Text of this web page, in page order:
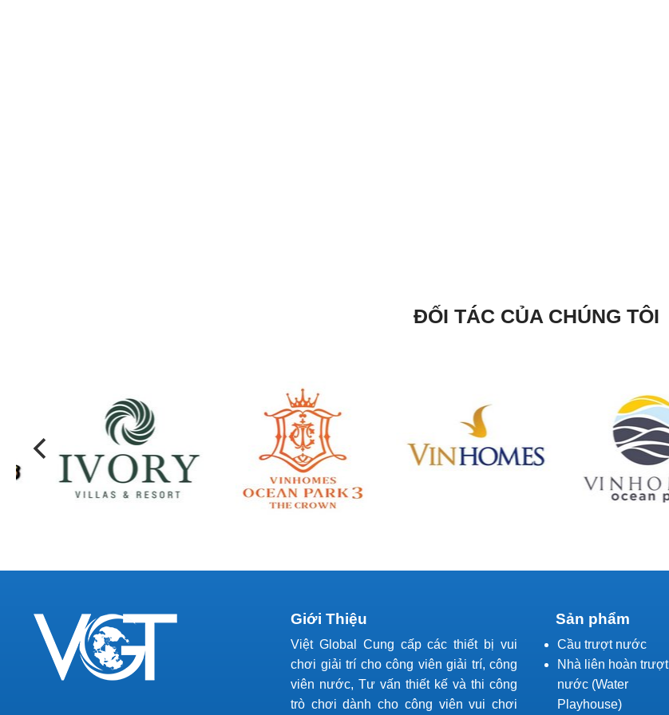
ĐỐI TÁC CỦA CHÚNG TÔI
Giới Thiệu
Việt Global Cung cấp các thiết bị vui
chơi giải trí cho công viên giải trí, công
viên nước, Tư vấn thiết kế và thi công
trò chơi dành cho công viên vui chơi
Sản phẩm
Cầu trượt nước
Nhà liên hoàn trượt
nước (Water
Playhouse)